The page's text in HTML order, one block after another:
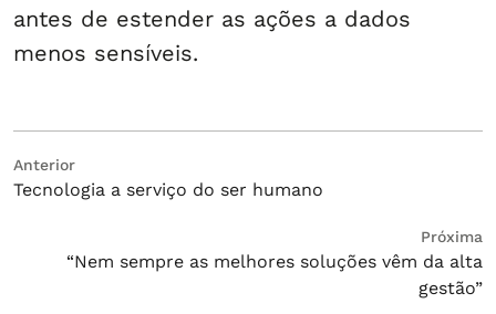
antes de estender as ações a dados
menos sensíveis.
Navegação
de
Anterior
Post
anterior:
Tecnologia a serviço do ser humano
Próxima
“Nem sempre as melhores soluções vêm da alta
gestão”